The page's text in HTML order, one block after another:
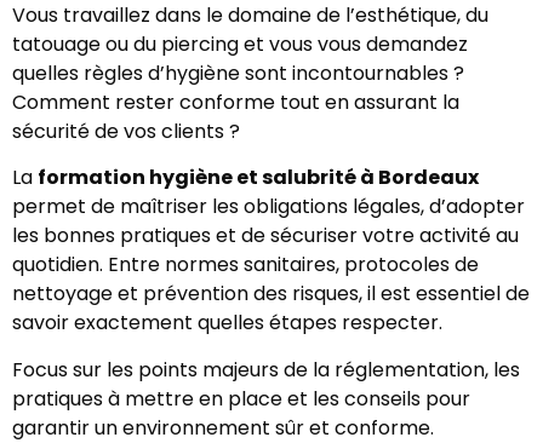
Vous travaillez dans le domaine de l’esthétique, du
tatouage ou du piercing et vous vous demandez
quelles règles d’hygiène sont incontournables ?
Comment rester conforme tout en assurant la
sécurité de vos clients ?
La formation hygiène et salubrité à Bordeaux
permet de maîtriser les obligations légales, d’adopter
les bonnes pratiques et de sécuriser votre activité au
quotidien. Entre normes sanitaires, protocoles de
nettoyage et prévention des risques, il est essentiel de
savoir exactement quelles étapes respecter.
Focus sur les points majeurs de la réglementation, les
pratiques à mettre en place et les conseils pour
garantir un environnement sûr et conforme.